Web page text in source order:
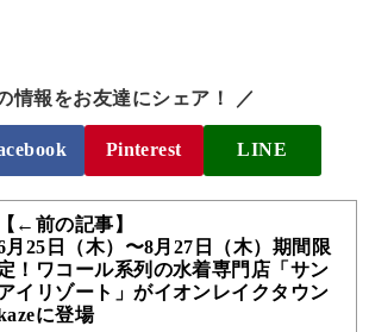
情報をお友達にシェア！ ／
Pinterest LINE
【←前の記事】
月25日（木）〜8月27日（木）期間限
！ワコール系列の水着専門店「サン
イリゾート」がイオンレイクタウン
に登場